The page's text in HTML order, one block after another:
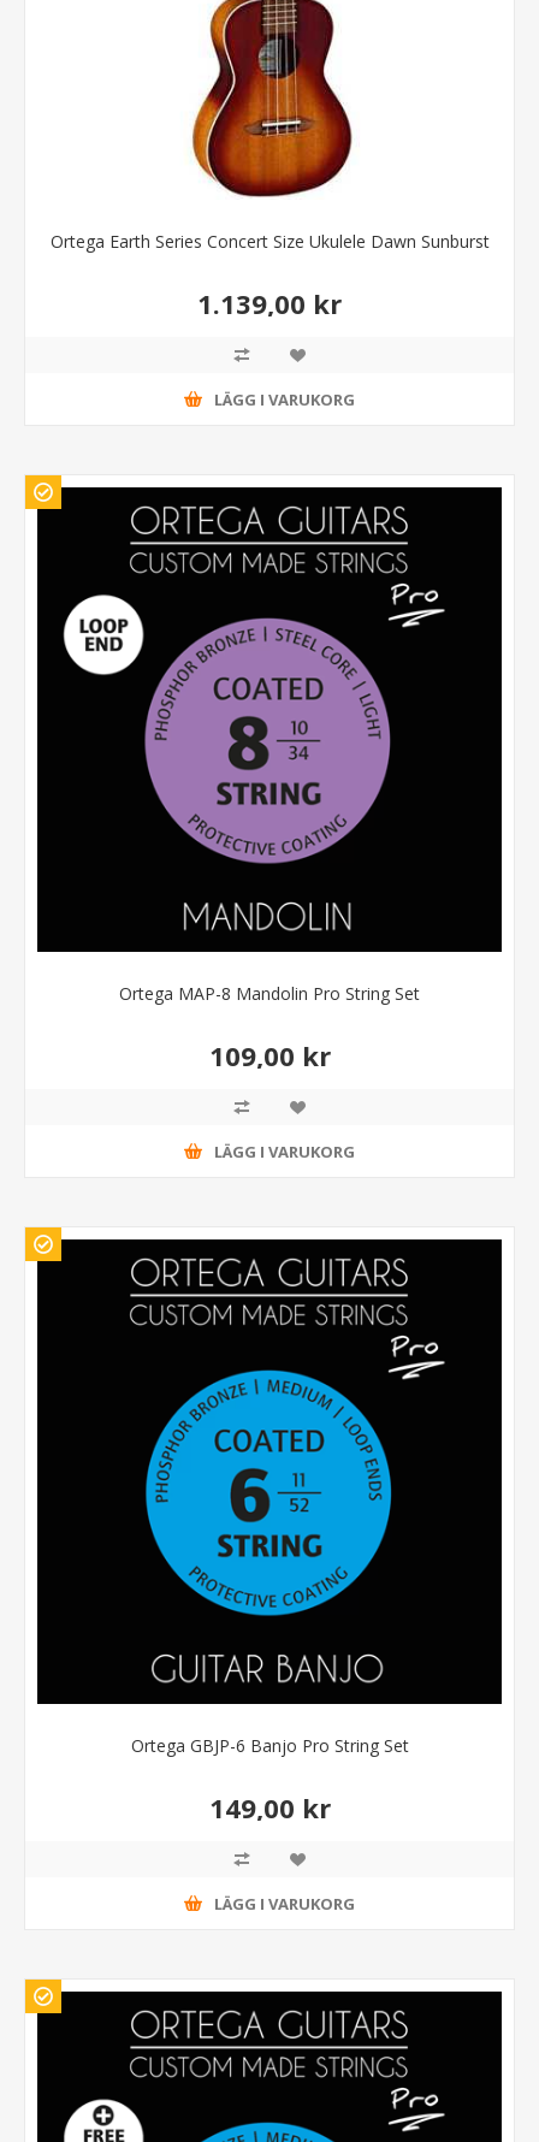
Ortega Earth Series Concert Size Ukulele Dawn Sunburst
1.139,00 kr
LÄGG I VARUKORG
Ortega MAP-8 Mandolin Pro String Set
109,00 kr
LÄGG I VARUKORG
Ortega GBJP-6 Banjo Pro String Set
149,00 kr
LÄGG I VARUKORG